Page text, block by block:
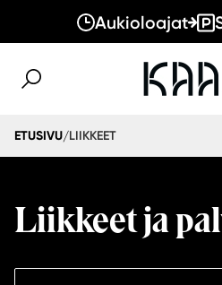
Aukioloajat
ETUSIVU/LIIKKEET
Liikkeet ja